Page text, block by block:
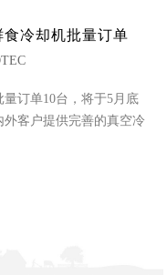
冷却机批量订单
订单10台，将于5月底
客户提供完善的真空冷